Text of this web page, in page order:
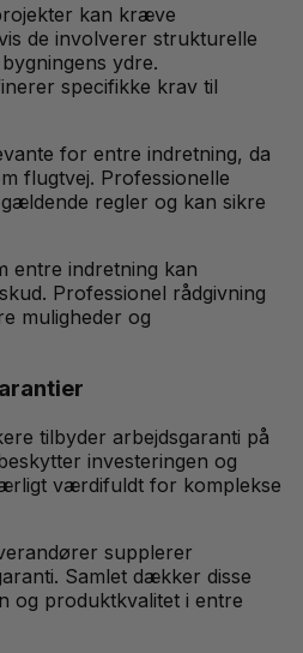
kan kræve
de involverer strukturelle
ydre.
specifikke krav til
for entre indretning, da
flugtvej. Professionelle
regler og kan sikre
entre indretning kan
Professionel rådgivning
muligheder og
tilbyder arbejdsgaranti på
investeringen og
værdifuldt for komplekse
supplerer
Samlet dækker disse
og produktkvalitet i entre